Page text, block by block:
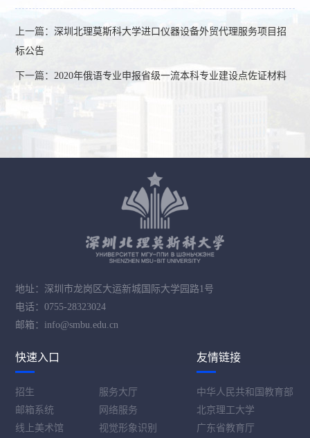
上一篇：深圳北理莫斯科大学进口仪器设备外贸代理服务项目招
标公告
下一篇：2020年俄语专业申报省级一流本科专业建设点佐证材料
地址：深圳市龙岗区大运新城国际大学园路1号
电话：0755-28323024
邮箱：info@smbu.edu.cn
快速入口
招生
服务大厅
邮箱系统
网络服务
线上美术馆
视觉形象识别
友情链接
中华人民共和国教育部
北京理工大学
广东省教育厅